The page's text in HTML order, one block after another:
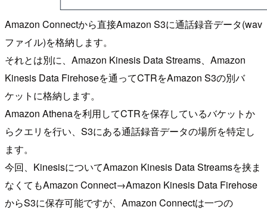
Amazon Connectから直接Amazon S3に通話録音データ(wav
ファイル)を格納します。
それとは別に、Amazon Kinesis Data Streams、Amazon
Kinesis Data Firehoseを通ってCTRをAmazon S3の別バ
ケットに格納します。
Amazon Athenaを利用してCTRを保存しているバケットか
らクエリを行い、S3にある通話録音データの場所を特定し
ます。
今回、KinesisについてAmazon Kinesis Data Streamsを挟ま
なくてもAmazon Connect→Amazon Kinesis Data Firehose
からS3に保存可能ですが、Amazon Connectは一つの